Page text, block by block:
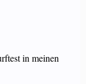
in meinen